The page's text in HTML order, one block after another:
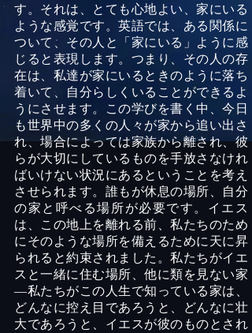
す。それは、とても心地よい、家にいる
ような感覚です。英語では、ある関係に
ついて、その人と「家にいる」ように感
じると表現します。つまり、その人の存
在は、私達が家にいるときのように落ち
着いて、自分らしくいることができるよ
うにさせます。この学びを書く中、今日
も世界中の多くの人々が家から追い出さ
れ、場合によっては家族から離され、彼
らが大切にしているものを手放さなけれ
ばいけない状況にあるということを考え
させられます。誰もが休息の場所、自分
の家と呼べる場所が必要です。イエス
は、この地上を離れる前、私たちのため
にそのような場所を備えるために天に昇
られると約束されました。私たちがイエ
スと一緒に住む場所、他に類を見ない家
―私たちがこの人生で知っている家は、
どんなに控え目であろうと、どんなに壮
大であろうと、イエスが彼のものとされ